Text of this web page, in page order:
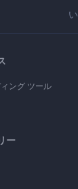
ング ツール
ー